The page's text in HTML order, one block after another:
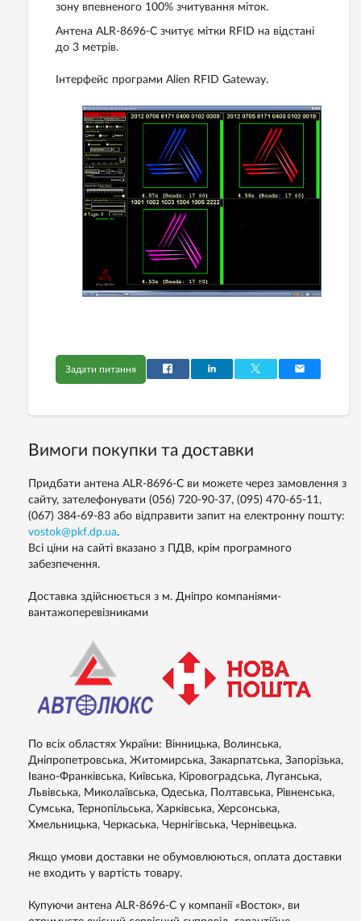
зону впевненого 100% зчитування міток.
Антена ALR-8696-C зчитує мітки RFID на відстані
до 3 метрів.
Інтерфейс програми Alien RFID Gateway.
Задати питання
Вимоги покупки та доставки
Придбати антена ALR-8696-C ви можете через замовлення з
сайту, зателефонувати (056) 720-90-37, (095) 470-65-11,
(067) 384-69-83 або відправити запит на електронну пошту:
vostok@pkf.dp.ua.
Всі ціни на сайті вказано з ПДВ, крім програмного
забезпечення.
Доставка здійснюється з м. Дніпро компаніями-
вантажоперевізниками
По всіх областях України: Вінницька, Волинська,
Дніпропетровська, Житомирська, Закарпатська, Запорізька,
Івано-Франківська, Київська, Кіровоградська, Луганська,
Львівська, Миколаївська, Одеська, Полтавська, Рівненська,
Сумська, Тернопільська, Харківська, Херсонська,
Хмельницька, Черкаська, Чернігівська, Чернівецька.
Якщо умови доставки не обумовлюються, оплата доставки
не входить у вартість товару.
Купуючи антена ALR-8696-C у компанії «Восток», ви